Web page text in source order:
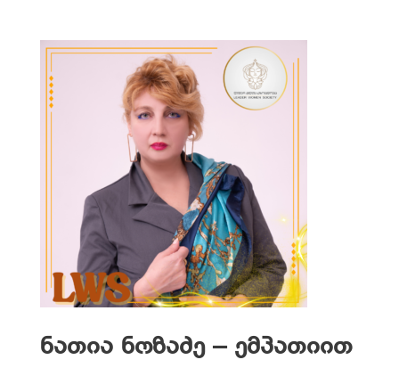
ნათია ნოზაძე – ემპათიით